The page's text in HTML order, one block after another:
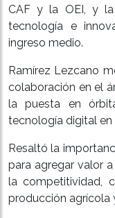
CAF y la OEI, y la
tecnología e
ingreso medio.
Ramírez Lezcano
colaboración en el
la puesta en
tecnología digital en
Resaltó la
para agregar valor
la competitividad,
producción agrícola